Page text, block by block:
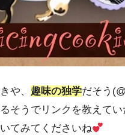
や、 趣味の独学だそう
そうでリンクを教えてい
てみてくださいね